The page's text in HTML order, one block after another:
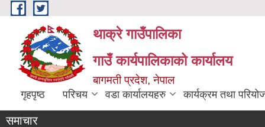
Skip to main content
थाक्रे गाउँपालिका
गाउँ कार्यपालिकाको कार्यालय
बागमती प्रदेश, नेपाल
गृहपृष्ठ परिचय वडा कार्यालयहरु कार्यक्रम तथा
समाचार